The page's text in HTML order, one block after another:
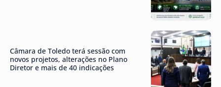
Câmara de Toledo terá sessão com
novos projetos, alterações no Plano
Diretor e mais de 40 indicações